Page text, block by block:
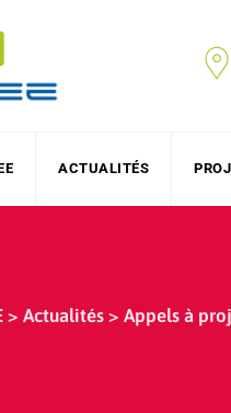
ACTUALITÉS
> Actualités > Appels à